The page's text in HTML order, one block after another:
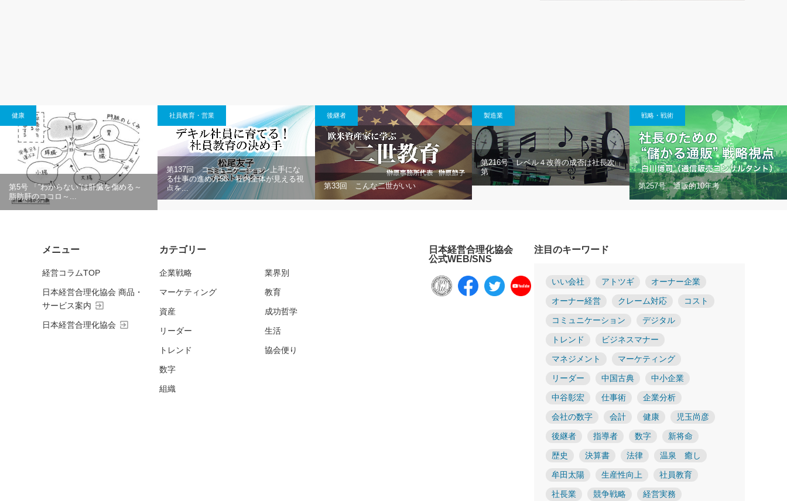
健康
第5号 「”わからない”は肝臓を傷める～
脂肪肝のココロ～...
社員教育・営業
第137回 コミュニケーション上手にな
る仕事の進め方58「社内全体が見える視
点を...
後継者
第33回 こんな二世がいい
製造業
第216号 レベル４改善の成否は社長次
第
戦略・戦術
第257号 通販的10年考
注目のキーワード
いい会社 アトツギ オーナー企業
オーナー経営 クレーム対応 コスト
コミュニケーション デジタル
トレンド ビジネスマナー
マネジメント マーケティング
リーダー 中国古典 中小企業
中谷彰宏 仕事術 企業分析
会社の数字 会計 健康 児玉尚彦
後継者 指導者 数字 新将命
歴史 決算書 法律 温泉 癒し
牟田太陽 生産性向上 社員教育
社長業 競争戦略 経営実務
日本経営合理化協会
公式WEB/SNS
メニュー
経営コラムTOP
日本経営合理化協会 商品・
サービス案内 exit_to_app
日本経営合理化協会 exit_to_app
カテゴリー
企業戦略
マーケティング
資産
リーダー
トレンド
数字
組織
業界別
教育
成功哲学
生活
協会便り